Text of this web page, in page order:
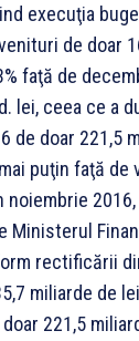
execuţia
de doar
faţă de
lei, ceea ce a
de doar 221,5
puţin faţă
no­iembrie
Ministerul
rectificării
mi­liar­de de
221,5